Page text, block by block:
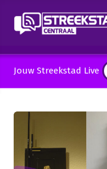
Jouw Streekstad Live